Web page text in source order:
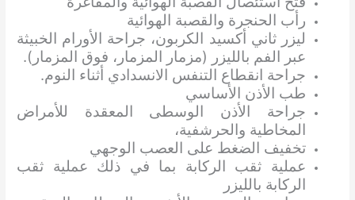
رأب الحنجرة والقصبة الهوائية
ليزر ثاني أكسيد الكربون، جراحة الأورام الخبيثة
عبر الفم بالليزر (مزمار المزمار، فوق المزمار).
جراحة انقطاع التنفس الانسدادي أثناء النوم.
طب الأذن الأساسي
جراحة الأذن الوسطى المعقدة للأمراض
المخاطية والحرشفية،
تخفيف الضغط على العصب الوجهي
عملية ثقب الركابة بما في ذلك عملية ثقب
الركابة بالليزر